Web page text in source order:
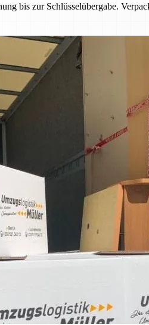
bis zur Schlüsselübergabe.